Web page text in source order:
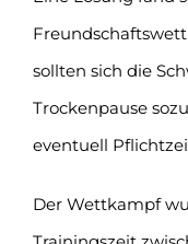
sollten sich die
Trockenpause
eventuell
Der Wettkampf